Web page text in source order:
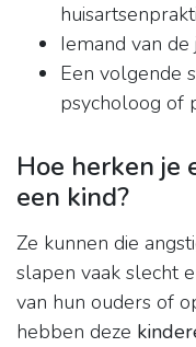
Iemand van de
Een volgende
psycholoog of
Hoe herken je
een kind?
Ze kunnen die
slapen vaak slecht
van hun ouders of
hebben deze